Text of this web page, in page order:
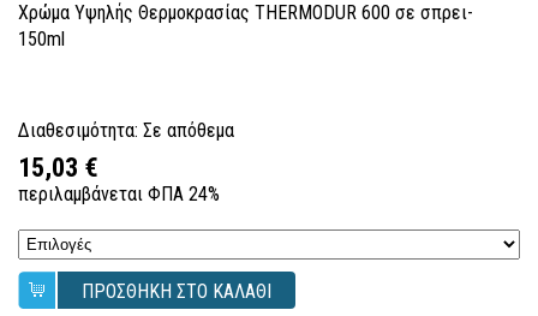
Χρώμα Υψηλής Θερμοκρασίας THERMODUR 600 σε σπρει-
150ml
Διαθεσιμότητα: Σε απόθεμα
15,03 €
περιλαμβάνεται ΦΠΑ 24%
ΠΡΟΣΘΗΚΗ ΣΤΟ ΚΑΛΑΘΙ